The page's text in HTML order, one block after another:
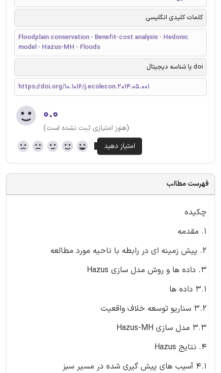
کلمات کلیدی انگلیسی
Floodplain conservation - Benefit-cost analysis - Hedonic
model - Hazus-MH - Floods
doi یا شناسه دیجیتال
https://doi.org/10.1016/j.ecolecon.2014.05.001
۰.۰
(هنوز امتیازی ثبت نشده است)
فهرست مطالب
چکیده
1. مقدمه
2. پیش زمینه ای در رابطه با ناحیه مورد مطالعه
3. داده ها و روش مدل سازی Hazus
3.1 داده ها
3.2 سناریو توسعه خلاف واقعیت
3.3 مدل سازی Hazus-MH
4. نتایج Hazus
4.1 آسیب های پیش گیری شده در مسیر سبز